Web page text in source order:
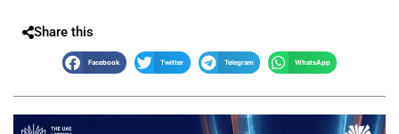
Share this
Facebook Twitter Telegram WhatsApp